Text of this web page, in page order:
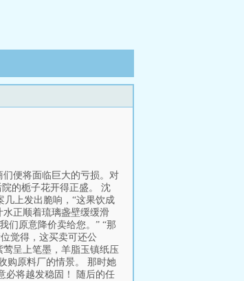
便将面临巨大的亏损。对
的栀子花开得正盛。 沈
几上发出脆响，“这果饮成
正顺着琉璃盏壁缓缓滑
们原意降价卖给您。” “那
觉得，这买卖可还公
呈上笔墨，羊脂玉镇纸压
购原料厂的情景。 那时她
必将越发稳固！ 随后的任